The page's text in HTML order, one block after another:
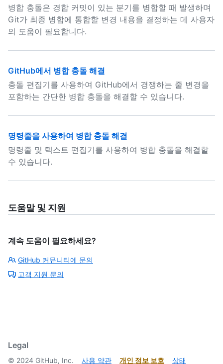
병합 충돌은 경합 커밋이 있는 분기를 병합할 때 발생하며
Git가 최종 병합에 통합할 변경 내용을 결정하는 데 사용자
의 도움이 필요합니다.
GitHub에서 병합 충돌 해결
충돌 편집기를 사용하여 GitHub에서 경쟁하는 줄 변경을
포함하는 간단한 병합 충돌을 해결할 수 있습니다.
명령줄을 사용하여 병합 충돌 해결
명령줄 및 텍스트 편집기를 사용하여 병합 충돌을 해결할
수 있습니다.
도움말 및 지원
계속 도움이 필요하세요?
GitHub 커뮤니티에 문의
고객 지원 문의
Legal
© 2024 GitHub, Inc. 사용 약관 개인 정보 보호 상태